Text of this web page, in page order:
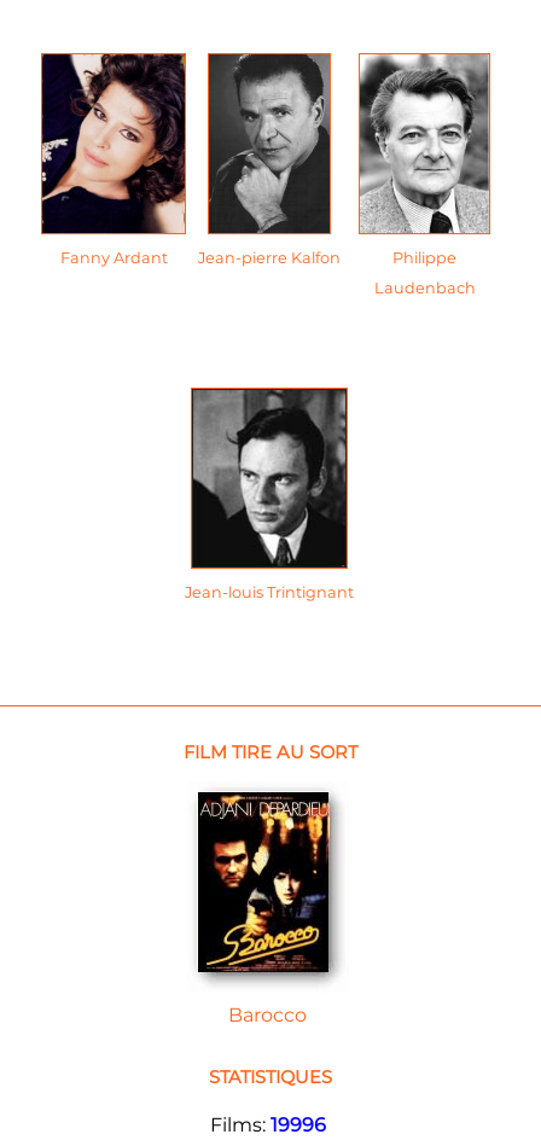
Fanny Ardant Jean-pierre Kalfon
Philippe
Laudenbach
Jean-louis Trintignant
FILM TIRE AU SORT
Barocco
STATISTIQUES
Films: 19996